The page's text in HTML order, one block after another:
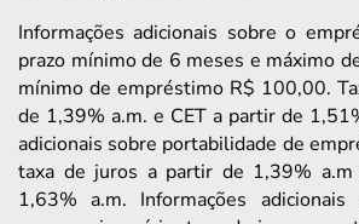
Informações adicionais sobre o
prazo mínimo de 6 meses e máximo
mínimo de empréstimo R$ 100,00.
de 1,39% a.m. e CET a partir de
adicionais sobre portabilidade de
taxa de juros a partir de 1,39%
1,63% a.m. Informações adicionais